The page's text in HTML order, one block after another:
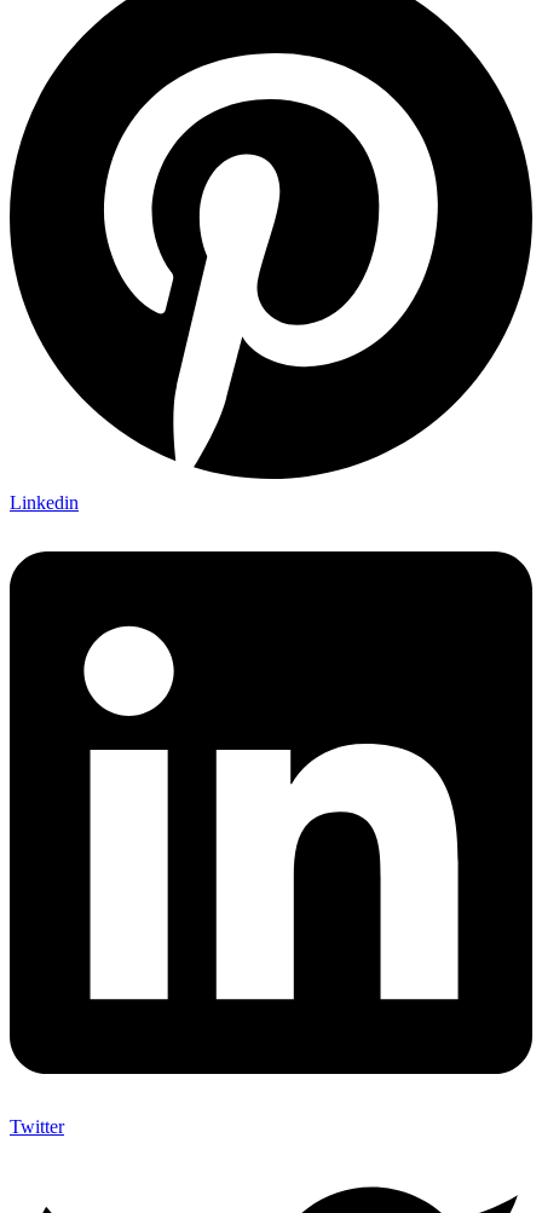
Linkedin
Twitter